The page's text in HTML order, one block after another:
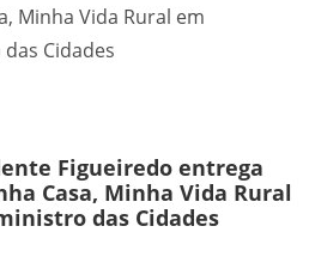
Figueiredo entrega
Casa, Minha Vida Rural
das Cidades